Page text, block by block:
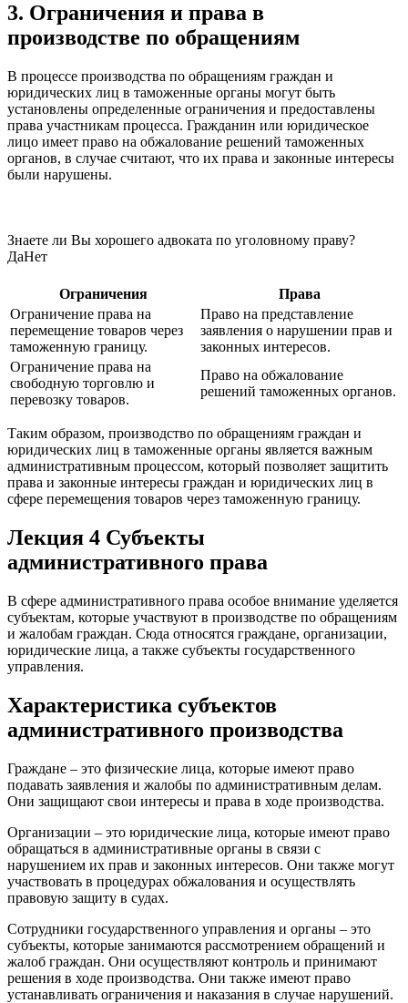
3. Ограничения и права в
производстве по обращениям
В процессе производства по обращениям граждан и
юридических лиц в таможенные органы могут быть
установлены определенные ограничения и предоставлены
права участникам процесса. Гражданин или юридическое
лицо имеет право на обжалование решений таможенных
органов, в случае считают, что их права и законные интересы
были нарушены.
Знаете ли Вы хорошего адвоката по уголовному праву?
ДаНет
Ограничения
Права
Ограничение права на
перемещение товаров через
таможенную границу.
Право на представление
заявления о нарушении прав и
законных интересов.
Ограничение права на
свободную торговлю и
перевозку товаров.
Право на обжалование
решений таможенных органов.
Таким образом, производство по обращениям граждан и
юридических лиц в таможенные органы является важным
административным процессом, который позволяет защитить
права и законные интересы граждан и юридических лиц в
сфере перемещения товаров через таможенную границу.
Лекция 4 Субъекты
административного права
В сфере административного права особое внимание уделяется
субъектам, которые участвуют в производстве по обращениям
и жалобам граждан. Сюда относятся граждане, организации,
юридические лица, а также субъекты государственного
управления.
Характеристика субъектов
административного производства
Граждане – это физические лица, которые имеют право
подавать заявления и жалобы по административным делам.
Они защищают свои интересы и права в ходе производства.
Организации – это юридические лица, которые имеют право
обращаться в административные органы в связи с
нарушением их прав и законных интересов. Они также могут
участвовать в процедурах обжалования и осуществлять
правовую защиту в судах.
Сотрудники государственного управления и органы – это
субъекты, которые занимаются рассмотрением обращений и
жалоб граждан. Они осуществляют контроль и принимают
решения в ходе производства. Они также имеют право
устанавливать ограничения и наказания в случае нарушений.